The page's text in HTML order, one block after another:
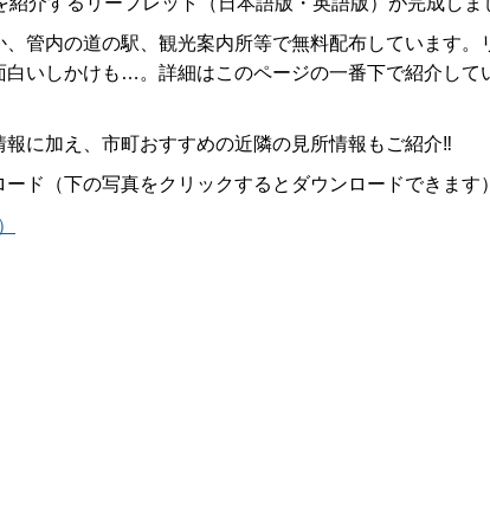
管内の道の駅、観光案内所等で無料配布しています。
いしかけも…。詳細はこのページの一番下で紹介して
に加え、市町おすすめの近隣の見所情報もご紹介‼
（下の写真をクリックするとダウンロードできます）